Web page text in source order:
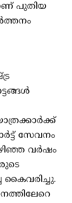
പുതിയ
സേവനം
വര്‍ഷം
കൈവരിച്ചു.